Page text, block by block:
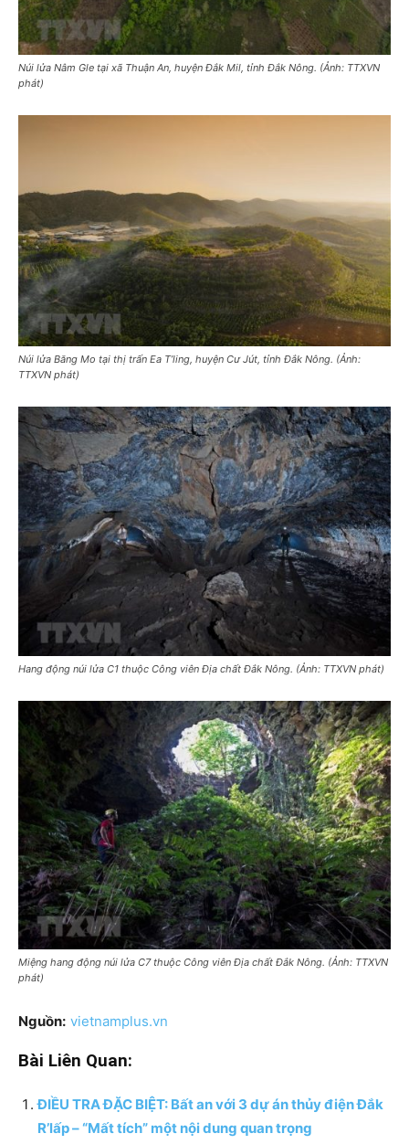
Núi lửa Nâm Gle tại xã Thuận An, huyện Đắk Mil, tỉnh Đắk Nông. (Ảnh: TTXVN
phát)
Núi lửa Băng Mo tại thị trấn Ea T’ling, huyện Cư Jút, tỉnh Đắk Nông. (Ảnh:
TTXVN phát)
Hang động núi lửa C1 thuộc Công viên Địa chất Đắk Nông. (Ảnh: TTXVN phát)
Miệng hang động núi lửa C7 thuộc Công viên Địa chất Đắk Nông. (Ảnh: TTXVN
phát)
Nguồn: vietnamplus.vn
Bài Liên Quan:
ĐIỀU TRA ĐẶC BIỆT: Bất an với 3 dự án thủy điện Đắk
R’lấp – “Mất tích” một nội dung quan trọng